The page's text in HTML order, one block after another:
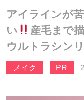
アイラインが
い
産毛まで
ウルトラシン
メイク PR